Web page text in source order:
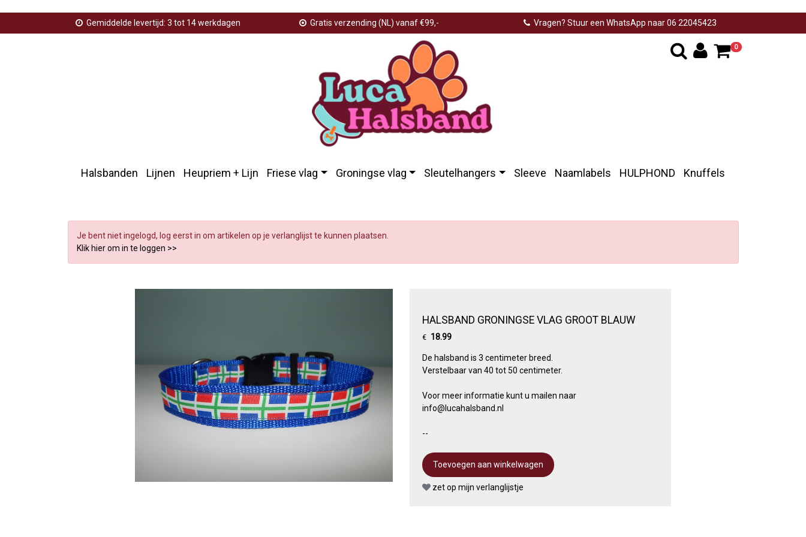
Gemiddelde levertijd: 3 tot 14 werkdagen Gratis verzending (NL) vanaf €99,- Vragen? Stuur een WhatsApp naar 06 22045423
0
Halsbanden Lijnen Heupriem + Lijn Friese vlag Groningse vlag Sleutelhangers Sleeve Naamlabels HULPHOND Knuffels
Je bent niet ingelogd, log eerst in om artikelen op je verlanglijst te kunnen plaatsen.
Klik hier om in te loggen >>
HALSBAND GRONINGSE VLAG GROOT BLAUW
€ 18.99
De halsband is 3 centimeter breed.
Verstelbaar van 40 tot 50 centimeter.
Voor meer informatie kunt u mailen naar
info@lucahalsband.nl
--
zet op mijn verlanglijstje